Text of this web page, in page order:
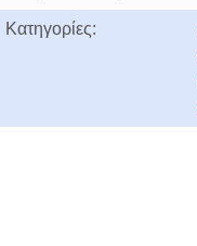
Κατηγορίες: